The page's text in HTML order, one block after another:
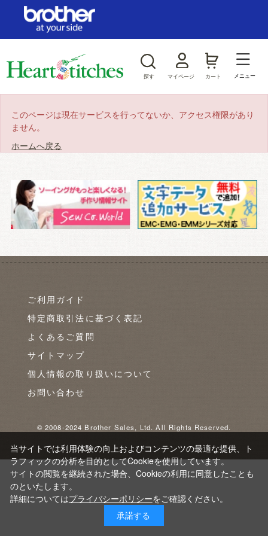
探す マイページ カート メニュー
このページは現在サービスを行ってないか、アクセス権限があり
ません。
ホームへ戻る
ご利用ガイド
特定商取引法に基づく表記
よくあるご質問
サイトマップ
個人情報の取り扱いについて
お問い合わせ
© 2008-2024 Brother Sales, Ltd. All Rights Reserved.
ログイン/新規会員登録
当サイトでは利用体験の向上およびコンテンツの最適な提供、ト
ラフィックの分析を目的としてCookieを使用しています。
サイトの閲覧を継続された場合、Cookieの利用に同意したことも
のといたします。
詳細についてはプライバシーポリシーをご確認ください。
承諾する